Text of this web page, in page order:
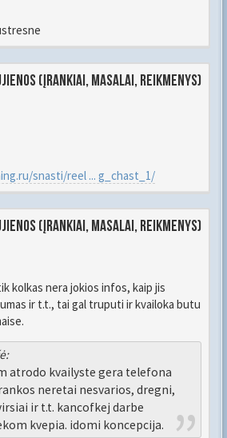
(įrankiai, masalai, reikmenys)
snasti/reel ... g_chast_1/
(įrankiai, masalai, reikmenys)
kolkas nera jokios infos, kaip jis
ir t.t., tai gal truputi ir kvailoka butu
atrodo kvailyste gera telefona
neretai nesvarios, dregni,
ir t.t. kancofkej darbe
kvepia. idomi koncepcija.